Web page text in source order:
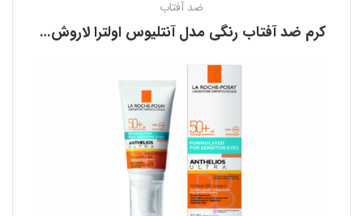
ضد آفتاب
کرم ضد آفتاب رنگی مدل آنتلیوس اولترا لاروش پوزای LA ROCHE POSAY